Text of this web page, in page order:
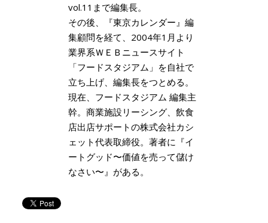
vol.11まで編集長。
その後、『東京カレンダー』編
集顧問を経て、2004年1月より
業界系ＷＥＢニュースサイト
「フードスタジアム」を自社で
立ち上げ、編集長をつとめる。
現在、フードスタジアム 編集主
幹。商業施設リーシング、飲食
店出店サポートの株式会社カシ
ェット代表取締役。著者に『イ
ートグッド〜価値を売って儲け
なさい〜』がある。